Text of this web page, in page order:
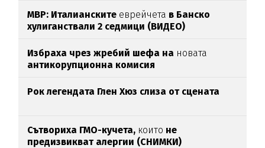
МВР: Италианските еврейчета в Банско
хулиганствали 2 седмици (ВИДЕО)
Избраха чрез жребий шефа на новата
антикорупционна комисия
Рок легендата Глен Хюз слиза от сцената
Сътвориха ГМО-кучета, които не
предизвикват алергии (СНИМКИ)